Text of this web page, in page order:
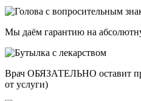
Мы даём гарантию на
Врач ОБЯЗАТЕЛЬНО оставит
от услуги)